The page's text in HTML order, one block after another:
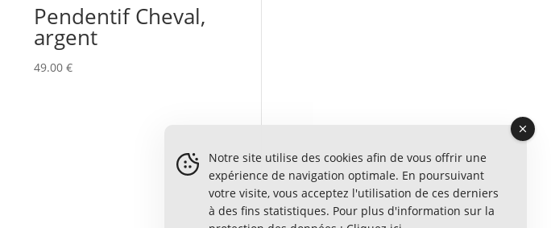
Pendentif Cheval,
argent
49.00€
Notre site utilise des cookies afin de vous offrir une
expérience de navigation optimale. En poursuivant
votre visite, vous acceptez l'utilisation de ces derniers
à des fins statistiques. Pour plus d'information sur la